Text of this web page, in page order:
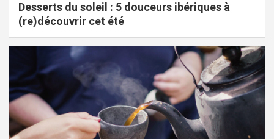
Desserts du soleil : 5 douceurs ibériques à
(re)découvrir cet été